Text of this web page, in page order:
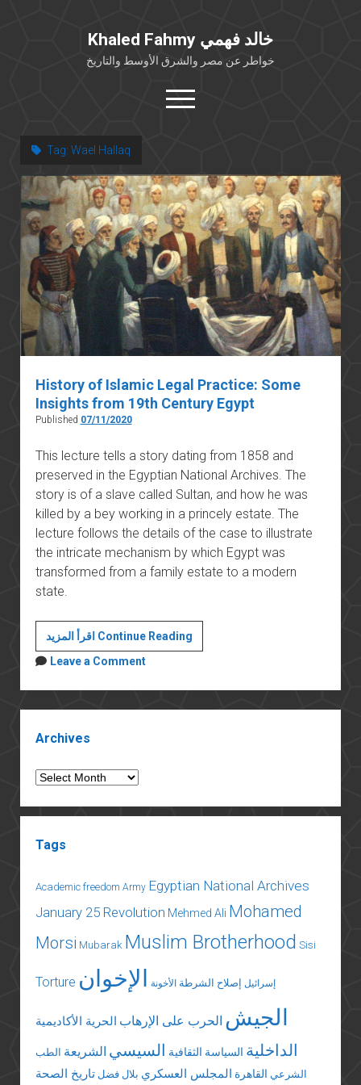
Khaled Fahmy خالد فهمي
خواطر عن مصر والشرق الأوسط والتاريخ
open
menu
خلفية شخصية
كتابات أكاديمية
مقالات صحافية
بوستات من فيسبوك
مقابلات في الإعلام
Languages
Tag: Wael Hallaq
History of Islamic Legal Practice: Some
Insights from 19th Century Egypt
Published 07/11/2020
This lecture tells a story dating from 1858 and
preserved in the Egyptian National Archives. The
story is of a slave called Sultan, and how he was
killed by a bey working in a princely estate. The
lecture follows the details of the case to illustrate
the intricate mechanism by which Egypt was
transformed from a family estate to a modern
state.
اقرأ المزيد Continue ReadingHistory
of
Legal
Practice:
Century
Leave a Comment
Archives
Archives
Tags
Academic freedom Army Egyptian National Archives
January 25 Revolution Mehmed Ali Mohamed
Morsi Mubarak Muslim Brotherhood Sisi
Torture إسرائيل إصلاح الشرطة الأخونة الإخوان
الجيش الحرب على الإرهاب الحرية الأكاديمية
الداخلية السياسة الثقافية السيسي الشريعة الطب
الشرعي القاهرة المجلس العسكري بلال فضل تاريخ الصحة